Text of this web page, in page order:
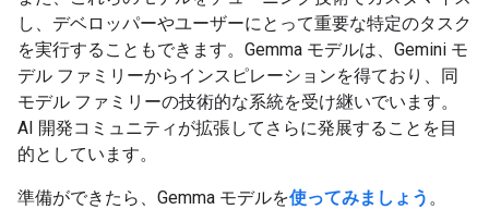
し、デベロッパーやユーザーにとって重要な特定のタスク
を実行することもできます。Gemma モデルは、Gemini モ
デル ファミリーからインスピレーションを得ており、同
モデル ファミリーの技術的な系統を受け継いでいます。
AI 開発コミュニティが拡張してさらに発展することを目
的としています。
準備ができたら、Gemma モデルを使ってみましょう 。